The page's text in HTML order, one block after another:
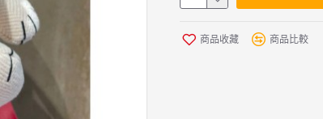
商品收藏 商品比較